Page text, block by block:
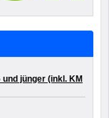
jünger (inkl. KM